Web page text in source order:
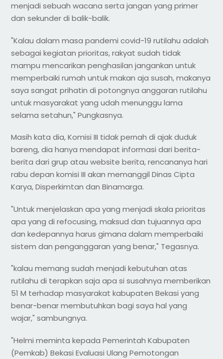
menjadi sebuah wacana serta jangan yang primer
dan sekunder di balik-balik.
"Kalau dalam masa pandemi covid-19 rutilahu adalah
sebagai kegiatan prioritas, rakyat sudah tidak
mampu mencarikan penghasilan jangankan untuk
memperbaiki rumah untuk makan aja susah, makanya
saya sangat prihatin di potongnya anggaran rutilahu
untuk masyarakat yang udah menunggu lama
selama setahun," Pungkasnya.
Masih kata dia, Komisi III tidak pernah di ajak duduk
bareng, dia hanya mendapat informasi dari berita-
berita dari grup atau website berita, rencananya hari
rabu depan komisi III akan memanggil Dinas Cipta
Karya, Disperkimtan dan Binamarga.
"Untuk menjelaskan apa yang menjadi skala prioritas
apa yang di refocusing, maksud dan tujuannya apa
dan kedepannya harus gimana dalam memperbaiki
sistem dan penganggaran yang benar," Tegasnya.
"kalau memang sudah menjadi kebutuhan atas
rutilahu di terapkan saja apa si susahnya memberikan
51 M terhadap masyarakat kabupaten Bekasi yang
benar-benar membutuhkan bagi saya hal yang
wajar," sambungnya.
"Helmi meminta kepada Pemerintah Kabupaten
(Pemkab) Bekasi Evaluasi Ulang Pemotongan